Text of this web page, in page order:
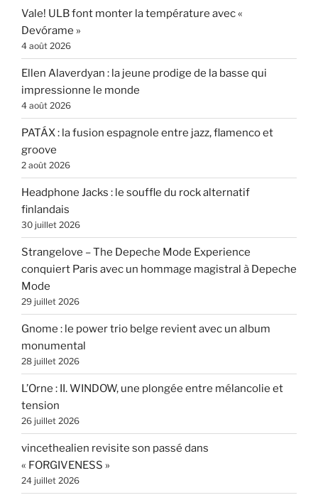
Vale! ULB font monter la température avec «
Devórame »
4 août 2026
Ellen Alaverdyan : la jeune prodige de la basse qui
impressionne le monde
4 août 2026
PATÁX : la fusion espagnole entre jazz, flamenco et
groove
2 août 2026
Headphone Jacks : le souffle du rock alternatif
finlandais
30 juillet 2026
Strangelove – The Depeche Mode Experience
conquiert Paris avec un hommage magistral à Depeche
Mode
29 juillet 2026
Gnome : le power trio belge revient avec un album
monumental
28 juillet 2026
L’Orne : II. WINDOW, une plongée entre mélancolie et
tension
26 juillet 2026
vincethealien revisite son passé dans
« FORGIVENESS »
24 juillet 2026